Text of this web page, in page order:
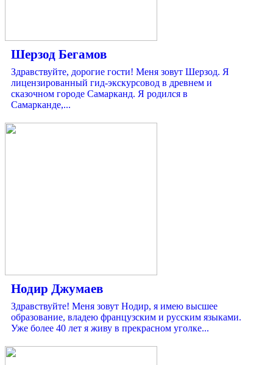
Шерзод Бегамов
Здравствуйте, дорогие гости! Меня зовут Шерзод. Я
лицензированный гид-экскурсовод в древнем и
сказочном городе Самарканд. Я родился в
Самарканде,...
Нодир Джумаев
Здравствуйте! Меня зовут Нодир, я имею высшее
образование, владею французским и русским языками.
Уже более 40 лет я живу в прекрасном уголке...